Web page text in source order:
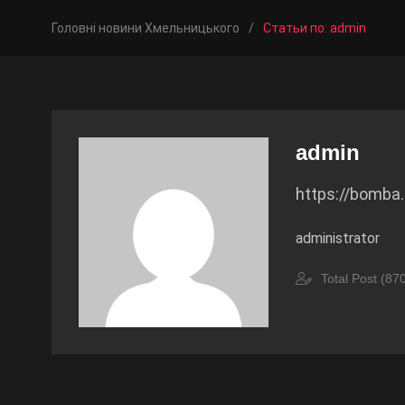
Головні новини Хмельницького / Статьи по: admin
admin
https://
administrator
Total Post